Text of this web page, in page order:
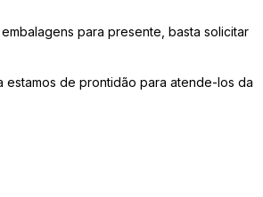
para presente, basta solicitar
de prontidão para atende-los da